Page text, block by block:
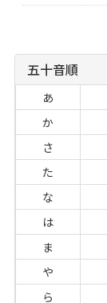
五十音順
あ
か
さ
た
な
は
ま
や
ら